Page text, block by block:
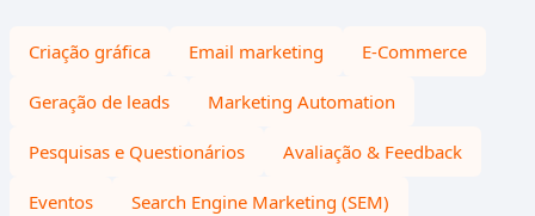
Criação gráfica Email marketing E-Commerce
Geração de leads Marketing Automation
Pesquisas e Questionários Avaliação & Feedback
Eventos Search Engine Marketing (SEM)